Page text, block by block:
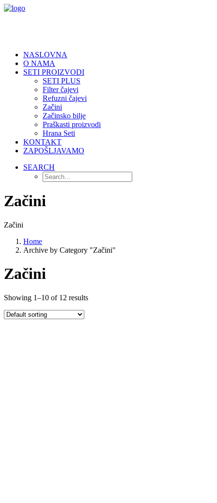
NASLOVNA
O NAMA
SETI PROIZVODI
SETI PLUS
Filter čajevi
Refuzni čajevi
Začini
Začinsko bilje
Praškasti proizvodi
Hrana Seti
KONTAKT
ZAPOŠLJAVAMO
SEARCH
Začini
Začini
Home
Archive by Category "Začini"
Začini
Showing 1–10 of 12 results